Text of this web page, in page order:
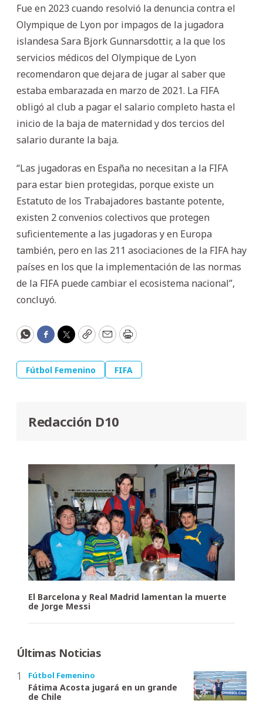
Fue en 2023 cuando resolvió la denuncia contra el
Olympique de Lyon por impagos de la jugadora
islandesa Sara Bjork Gunnarsdottir, a la que los
servicios médicos del Olympique de Lyon
recomendaron que dejara de jugar al saber que
estaba embarazada en marzo de 2021. La FIFA
obligó al club a pagar el salario completo hasta el
inicio de la baja de maternidad y dos tercios del
salario durante la baja.
“Las jugadoras en España no necesitan a la FIFA
para estar bien protegidas, porque existe un
Estatuto de los Trabajadores bastante potente,
existen 2 convenios colectivos que protegen
suficientemente a las jugadoras y en Europa
también, pero en las 211 asociaciones de la FIFA hay
países en los que la implementación de las normas
de la FIFA puede cambiar el ecosistema nacional”,
concluyó.
WhatsApp
Facebook
Twitter
CopyEmailPrint
Fútbol Femenino FIFA
Redacción D10
El Barcelona y Real Madrid lamentan la muerte
de Jorge Messi
Últimas Noticias
Fútbol Femenino
Fátima Acosta jugará en un grande
de Chile